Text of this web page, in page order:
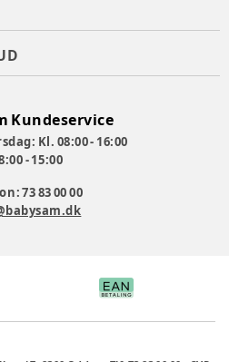
Kundeservice
Kl. 08:00 - 16:00
- 15:00
73 83 00 00